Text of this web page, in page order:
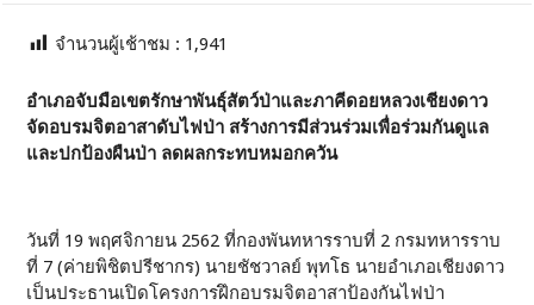
จำนวนผู้เช้าชม : 1,941
อำเภอจับมือเขตรักษาพันธุ์สัตว์ป่าและภาคีดอยหลวงเชียงดาว
จัดอบรมจิตอาสาดับไฟป่า สร้างการมีส่วนร่วมเพื่อร่วมกันดูแล
และปกป้องผืนป่า ลดผลกระทบหมอกควัน
วันที่ 19 พฤศจิกายน 2562 ที่กองพันทหารราบที่ 2 กรมทหารราบ
ที่ 7 (ค่ายพิชิตปรีชากร) นายชัชวาลย์ พุทโธ นายอำเภอเชียงดาว
เป็นประธานเปิดโครงการฝึกอบรมจิตอาสาป้องกันไฟป่า